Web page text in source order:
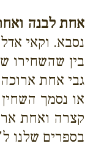
אחת לבנה
נסבא. וקאי
בין שהשחירו
גבי אחת
או נסמך
קצרה ואחת
בספרים שלנו